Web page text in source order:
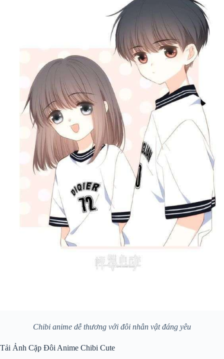
Chibi anime dễ thương với đôi nhân vật đáng yêu
Tải Ảnh Cặp Đôi Anime Chibi Cute